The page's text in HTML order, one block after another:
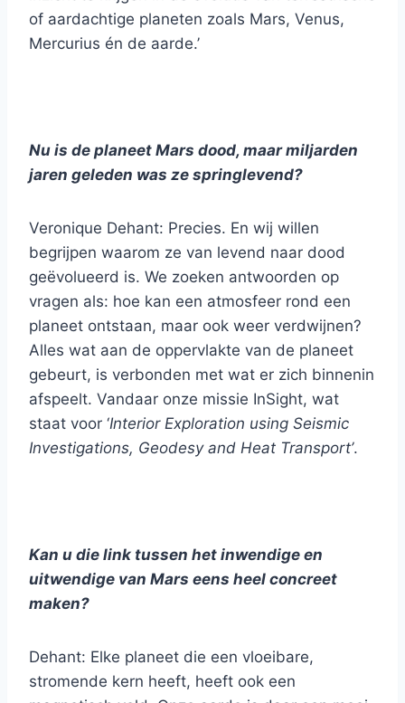
of aardachtige planeten zoals Mars, Venus,
Mercurius én de aarde.’
Nu is de planeet Mars dood, maar miljarden
jaren geleden was ze springlevend?
Veronique Dehant: Precies. En wij willen
begrijpen waarom ze van levend naar dood
geëvolueerd is. We zoeken antwoorden op
vragen als: hoe kan een atmosfeer rond een
planeet ontstaan, maar ook weer verdwijnen?
Alles wat aan de oppervlakte van de planeet
gebeurt, is verbonden met wat er zich binnenin
afspeelt. Vandaar onze missie InSight, wat
staat voor ‘Interior Exploration using Seismic
Investigations, Geodesy and Heat Transport’.
Kan u die link tussen het inwendige en
uitwendige van Mars eens heel concreet
maken?
Dehant: Elke planeet die een vloeibare,
stromende kern heeft, heeft ook een